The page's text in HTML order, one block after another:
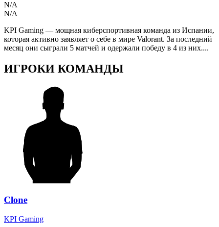
N/A
N/A
KPI Gaming — мощная киберспортивная команда из Испании,
которая активно заявляет о себе в мире Valorant. За последний
месяц они сыграли 5 матчей и одержали победу в 4 из них....
ИГРОКИ КОМАНДЫ
Clone
KPI Gaming